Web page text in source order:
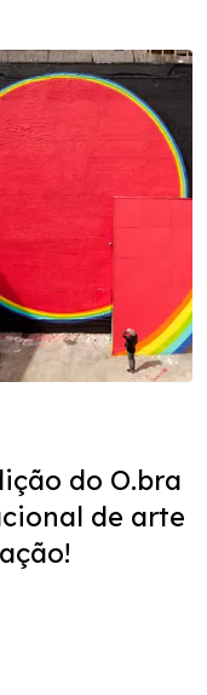
do O.bra
de arte